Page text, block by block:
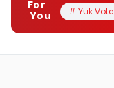
For
You
# Yuk Vote